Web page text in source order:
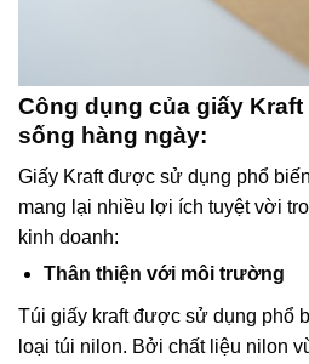
Công dụng của giấy
sống hàng ngày:
Giấy Kraft được sử dụng phổ
mang lại nhiều lợi ích tuyệt vời
kinh doanh:
Thân thiện với môi trường
Túi giấy kraft được sử dụng phổ
loại túi nilon. Bởi chất liệu nilon